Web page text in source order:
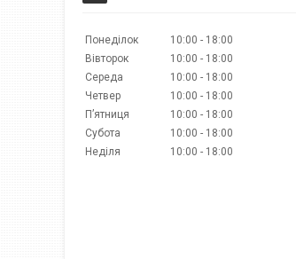
Понеділок 10:00
18:00
Вівторок
10:00
18:00
Середа
10:00
18:00
Четвер
10:00
18:00
Пʼятниця
10:00
18:00
Субота
10:00
18:00
Неділя
10:00 18:00